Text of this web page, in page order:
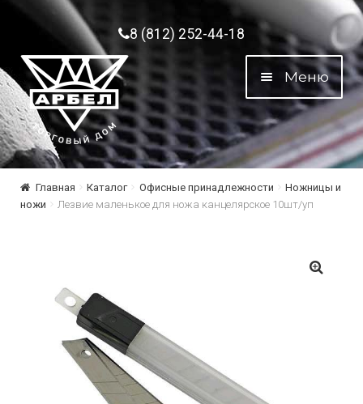
Перейти к навигации
Перейти к содержимому8 (812) 252-44-18
Меню
Главная Каталог Офисные принадлежности
Ножницы и
ножи
Лезвие маленькое для ножа канцелярское 10шт/уп